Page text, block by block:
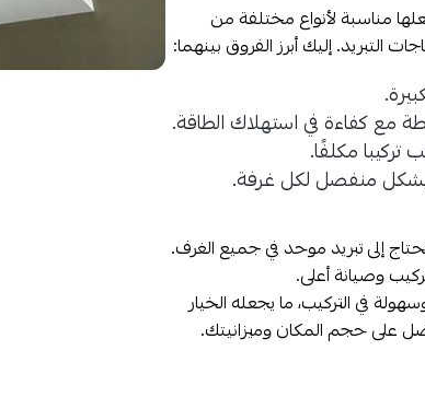
مناسبة لأنواع مختلفة من
التبريد. إليك أبرز الفروق بينهما:
مع كفاءة في استهلاك الطاقة.
مكلفًا.
بشكل منفصل لكل غرفة.
إلى تبريد موحد في جميع الغرف.
وصيانة أعلى.
في التركيب، ما يجعله الخيار
على حجم المكان وميزانيتك.